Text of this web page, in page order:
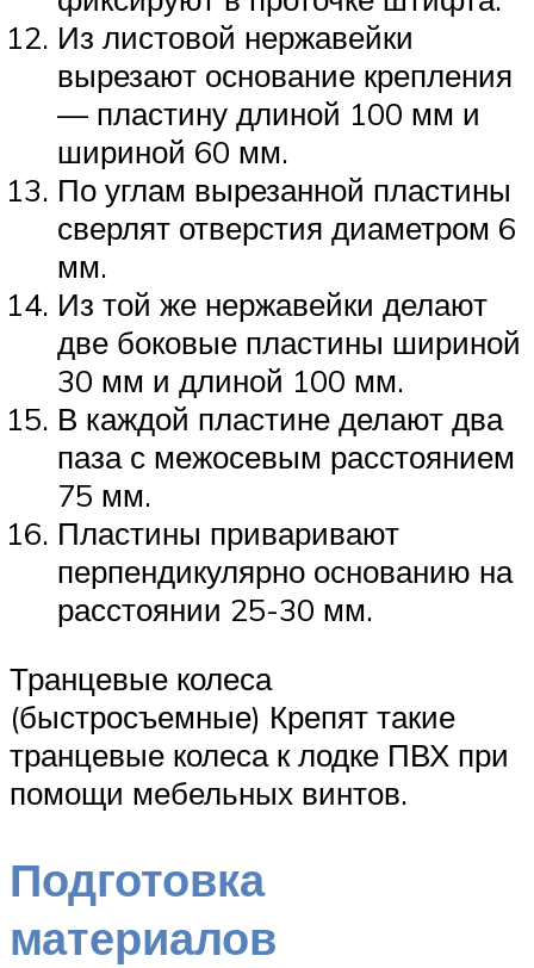
Из листовой нержавейки
вырезают основание крепления
— пластину длиной 100 мм и
шириной 60 мм.
По углам вырезанной пластины
сверлят отверстия диаметром 6
мм.
Из той же нержавейки делают
две боковые пластины шириной
30 мм и длиной 100 мм.
В каждой пластине делают два
паза с межосевым расстоянием
75 мм.
Пластины приваривают
перпендикулярно основанию на
расстоянии 25-30 мм.
Транцевые колеса
(быстросъемные) Крепят такие
транцевые колеса к лодке ПВХ при
помощи мебельных винтов.
Подготовка
материалов